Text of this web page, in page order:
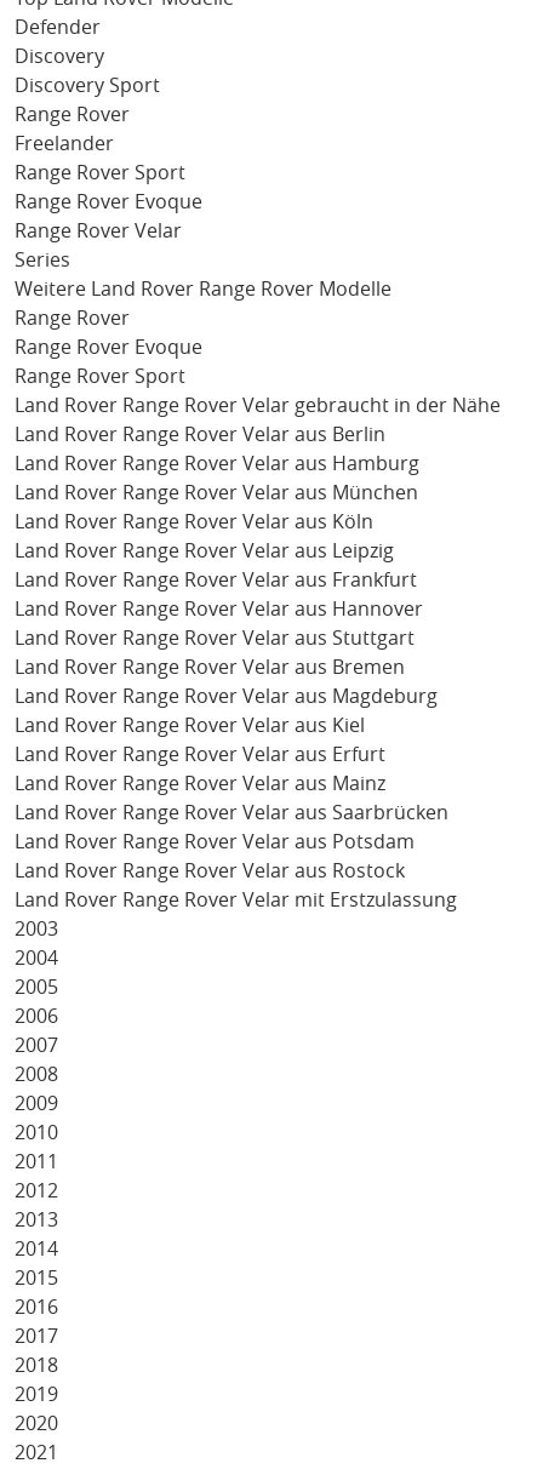
Defender
Discovery
Discovery Sport
Range Rover
Freelander
Range Rover Sport
Range Rover Evoque
Range Rover Velar
Series
Weitere Land Rover Range Rover Modelle
Range Rover
Range Rover Evoque
Range Rover Sport
Land Rover Range Rover Velar gebraucht in der Nähe
Land Rover Range Rover Velar aus Berlin
Land Rover Range Rover Velar aus Hamburg
Land Rover Range Rover Velar aus München
Land Rover Range Rover Velar aus Köln
Land Rover Range Rover Velar aus Leipzig
Land Rover Range Rover Velar aus Frankfurt
Land Rover Range Rover Velar aus Hannover
Land Rover Range Rover Velar aus Stuttgart
Land Rover Range Rover Velar aus Bremen
Land Rover Range Rover Velar aus Magdeburg
Land Rover Range Rover Velar aus Kiel
Land Rover Range Rover Velar aus Erfurt
Land Rover Range Rover Velar aus Mainz
Land Rover Range Rover Velar aus Saarbrücken
Land Rover Range Rover Velar aus Potsdam
Land Rover Range Rover Velar aus Rostock
Land Rover Range Rover Velar mit Erstzulassung
2003
2004
2005
2006
2007
2008
2009
2010
2011
2012
2013
2014
2015
2016
2017
2018
2019
2020
2021